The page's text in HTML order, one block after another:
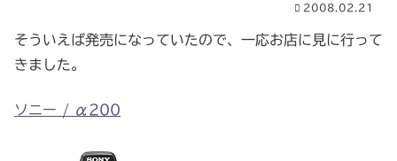
2008.02.21
そういえば発売になっていたので、一応お店に見に行って
きました。
ソニー / α200